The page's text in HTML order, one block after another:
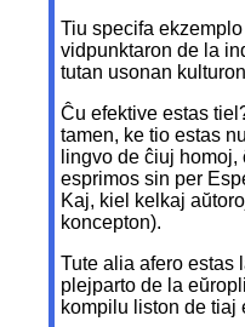
Tiu specifa
vidpunktaron de la
tutan usonan
Ĉu efektive estas
tamen, ke tio estas
lingvo de ĉiuj
esprimos sin per
Kaj, kiel kelkaj
koncepton).
Tute alia afero estas
plejparto de la
kompilu liston de tiaj